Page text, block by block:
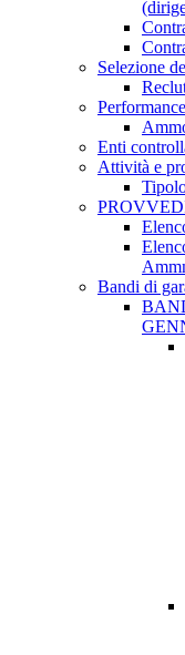
Selezione
Performance
Enti
Attività e
Bandi di